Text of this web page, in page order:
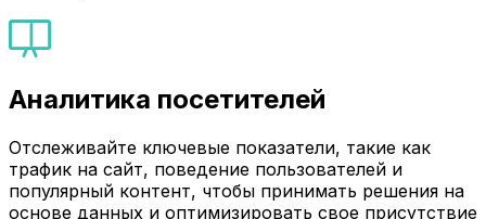
Аналитика посетителей
Отслеживайте ключевые показатели, такие как
трафик на сайт, поведение пользователей и
популярный контент, чтобы принимать решения на
основе данных и оптимизировать свое присутствие